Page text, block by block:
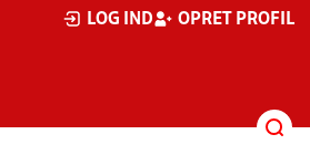
LOG IND OPRET PROFIL